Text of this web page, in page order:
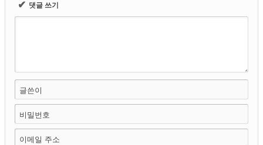
✔ 댓글 쓰기
글쓴이
비밀번호
이메일 주소